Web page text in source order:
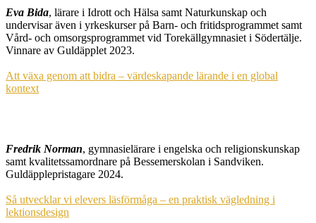
Eva Bida, lärare i Idrott och Hälsa samt Naturkunskap och
undervisar även i yrkeskurser på Barn- och fritidsprogrammet samt
Vård- och omsorgsprogrammet vid Torekällgymnasiet i Södertälje.
Vinnare av Guldäpplet 2023.
Att växa genom att bidra – värdeskapande lärande i en global
kontext
Fredrik Norman, gymnasielärare i engelska och religionskunskap
samt kvalitetssamordnare på Bessemerskolan i Sandviken.
Guldäpplepristagare 2024.
Så utvecklar vi elevers läsförmåga – en praktisk vägledning i
lektionsdesign